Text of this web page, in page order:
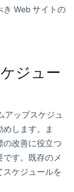
Web サイトの
ジュー
アップスケジュ
します。ま
の改善に役立つ
す。既存のメ
スケジュールを